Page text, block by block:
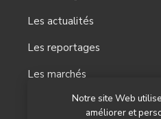
Notre site Web
améliorer et
Les actualités
Les reportages
Les marchés